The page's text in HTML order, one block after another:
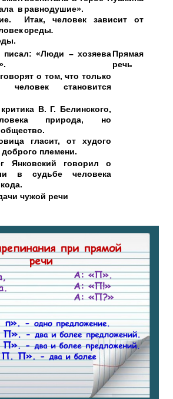
в равнодушие».
Итак, человек зависит от
среды.
«Люди – хозяева Прямая
речь
о том, что только
становится
В. Г. Белинского,
природа, но
общество.
гласит, от худого
племени.
Янковский говорил о
в судьбе человека
чужой речи